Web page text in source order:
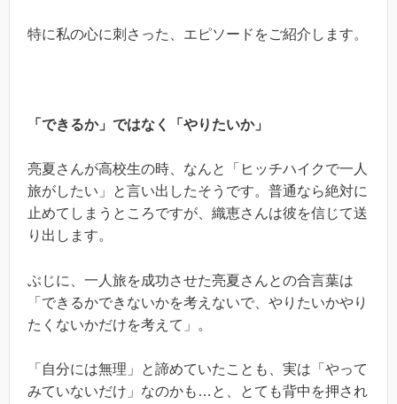
特に私の心に刺さった、エピソードをご紹介します。
「できるか」ではなく「やりたいか」
亮夏さんが高校生の時、なんと「ヒッチハイクで一人
旅がしたい」と言い出したそうです。普通なら絶対に
止めてしまうところですが、織恵さんは彼を信じて送
り出します。
ぶじに、一人旅を成功させた亮夏さんとの合言葉は
「できるかできないかを考えないで、やりたいかやり
たくないかだけを考えて」。
「自分には無理」と諦めていたことも、実は「やって
みていないだけ」なのかも…と、とても背中を押され